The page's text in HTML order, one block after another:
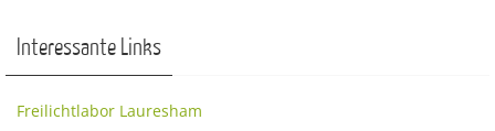
Interessante Links
Freilichtlabor Lauresham